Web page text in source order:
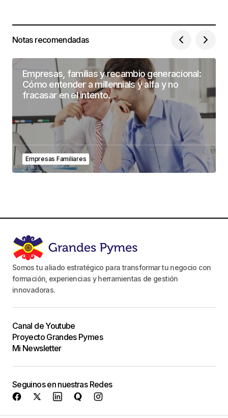
Notas recomendadas
Empresas, familias y recambio generacional:
Cómo entender a millennials y alfa y no
fracasar en el intento.
Empresas Familiares
Somos tu aliado estratégico para transformar tu negocio con
formación, experiencias y herramientas de gestión
innovadoras.
Canal de Youtube
Proyecto Grandes Pymes
Mi Newsletter
Seguinos en nuestras Redes